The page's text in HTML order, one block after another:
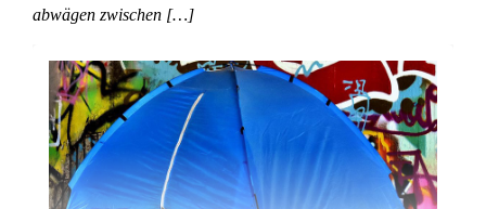
abwägen zwischen […]